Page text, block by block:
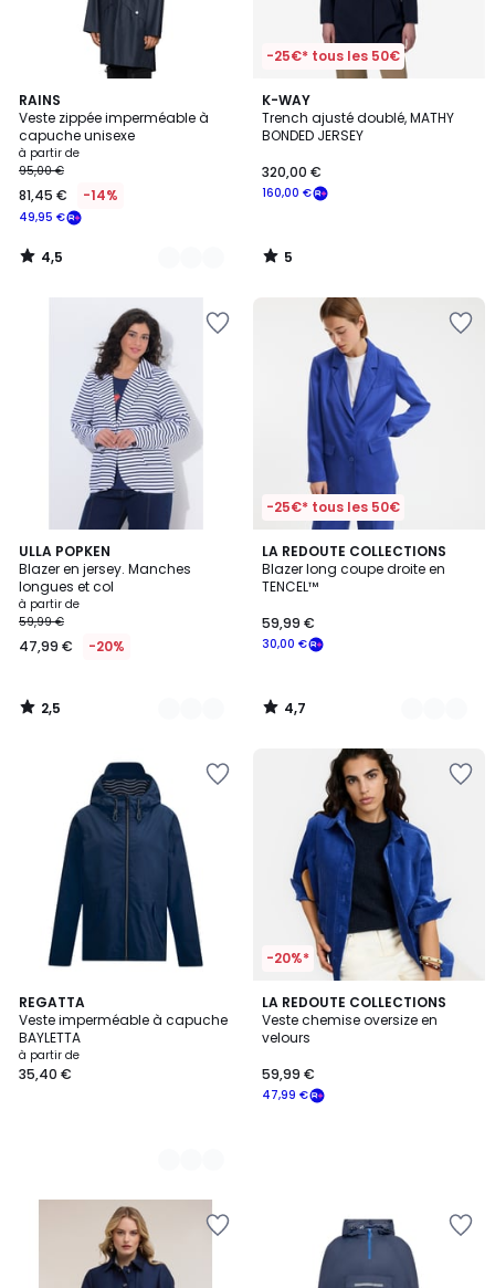
RAINS
Veste zippée imperméable à
capuche unisexe
à partir de
49,95 €
95,00 €
81,45 € -14%
4,5
/ 5
3
Couleurs
4,5
/
-25€* tous les 50€
K-WAY
Trench ajusté doublé, MATHY
BONDED JERSEY
160,00 €
320,00 €
5
/
5
5
/
ULLA POPKEN
Blazer en jersey. Manches
longues et col
à partir de
59,99 €
47,99 € -20%
2,5
/ 5
3
Couleurs
2,5
/
-25€* tous les 50€
LA REDOUTE COLLECTIONS
Blazer long coupe droite en
TENCEL™
30,00 €
59,99 €
4,7
/ 5
2
Couleurs
4,7
/
REGATTA
Veste imperméable à capuche
BAYLETTA
à partir de
35,40 €
6
Couleurs
-20%*
LA REDOUTE COLLECTIONS
Veste chemise oversize en
velours
47,99 €
59,99 €